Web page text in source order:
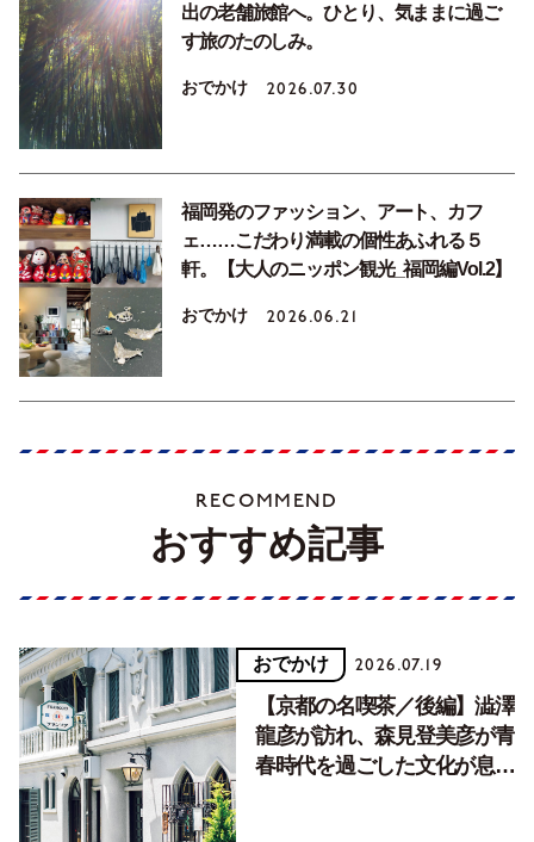
出の老舗旅館へ。ひとり、気ままに過ご
す旅のたのしみ。
おでかけ 2026.07.30
福岡発のファッション、アート、カフ
ェ……こだわり満載の個性あふれる５
軒。【大人のニッポン観光_福岡編Vol.2】
おでかけ 2026.06.21
RECOMMEND
おすすめ記事
おでかけ 2026.07.19
【京都の名喫茶／後編】澁澤
龍彦が訪れ、森見登美彦が青
春時代を過ごした文化が息づ